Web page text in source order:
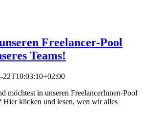
Freelancer-Pool
Teams!
22T10:03:10+02:00
möchtest in unseren FreelancerInnen-Pool
Hier klicken und lesen, wen wir alles